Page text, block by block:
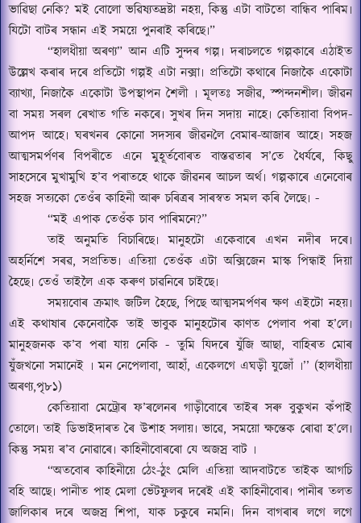
ভাৱিছা নেকি?মই বোলো ভৱিষ্যতদ্ৰষ্টা নহয়,কিন্তু এটা বাটতো বান্ধিব পাৰিম৷
যিটো বাটৰ সন্ধান এই সময়ে পুনৰাই কৰিছে৷”
“হালধীয়া অৰণ্য” আন এটি সুন্দৰ গল্প৷ দৰাচলতে গল্পকাৰে এঠাইত
উল্লেখ কৰাৰ দৰে প্ৰতিটো গল্পই এটা নক্সা৷ প্ৰতিটো কথাৰে নিজাকৈ একোটা
ব্যাখ্যা,নিজাকৈ একোটা উপস্থাপন শৈলী ৷ মূলতঃ সজীৱ,স্পন্দনশীল৷ জীৱন
বা সময় সৰল ৰেখাত গতি নকৰে৷ সুখৰ দিন সদায় নাহে৷ কেতিয়াবা বিপদ-
আপদ আহে৷ ঘৰখনৰ কোনো সদস্যৰ জীৱনলৈবেমাৰ-আজাৰ আহে৷ সহজ
আত্মসমৰ্পণৰ বিপৰীতে এনে মুহূৰ্তবোৰত বাস্তৱতাৰ স’তেধৈৰ্যৰে,কিছু
সাহসেৰে মুখামুখি হ’ব পৰাতহে থাকে জীৱনৰ আচল অৰ্থ৷ গল্পকাৰে এনেবোৰ
সহজ সত্যকো তেওঁৰ কাহিনী আৰু চৰিত্ৰৰ সাৰস্বত সমল কৰি লৈছে৷ -
“মই এপাক তেওঁক চাব পাৰিমনে?”
তাই অনুমতি বিচাৰিছে৷ মানুহটো একেবাৰে এখন নদীৰ দৰে৷
অহৰ্নিশে সৰৱ,সপ্ৰতিভ৷ এতিয়া তেওঁক এটা অক্সিজেন মাস্কপিন্ধাই দিয়া
হৈছে৷ তেওঁ তাইলৈ এক কৰুণ চাৱনিৰে চাইছে৷
সময়বোৰ ক্ৰমাৎ জটিল হৈছে,পিছে আত্মসমৰ্পণৰ ক্ষণ এইটো নহয়৷
এই কথাষাৰ কেনেবাকৈ তাই ভাবুক মানুহটোৰ কাণত পেলাব পৰা হ’লে৷
মানুহজনক ক’ব পৰা যায় নেকি -তুমি যিদৰে যুঁজি আছা,বাহিৰত মোৰ
যুঁজখনো সমানেই ৷ মন নেপেলাবা,আহাঁ, একেলগে এঘড়ীযুজোঁ৷’’ (হালধীয়া
অৰণ্য,পৃ৮১)
কেতিয়াবা মেট্ৰোৰ ফ’ৰলেনৰ গাড়ীবোৰে তাইৰ সৰু বুকুখন কঁপাই
তোলে৷ তাই ডিভাইদাৰত ৰৈ উশাহ সলায়৷ ভাৱে,সময়ো ক্ষন্তেক ৰোৱা হ’লে৷
কিন্তু সময় ৰ’ব নোৱাৰে৷ কাহিনীবোৰৰো যে অজস্ৰ বাট ৷
“অতবোৰ কাহিনীয়ে ঠেং-ঠুং মেলি এতিয়া আদবাটতে তাইক আগচি
বহি আছে৷ পানীত পাহ মেলা ভেঁটফুলৰ দৰেই এই কাহিনীবোৰ৷ পানীৰ তলত
জালিকাৰ দৰে অজস্ৰ শিপা,যাক চকুৰে নমনি৷ দিন বাগৰাৰ লগে লগে